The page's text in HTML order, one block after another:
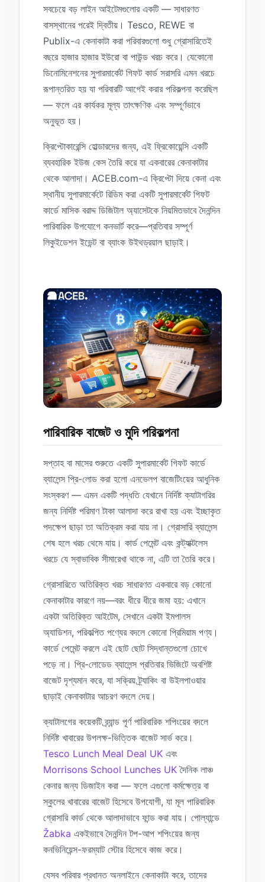
সবচেয়ে বড় লাইন আইটেমগুলোর একটি — সাধারণত
বাসস্থানের পরেই দ্বিতীয়। Tesco, REWE বা
Publix-এ কেনাকাটা করা পরিবারগুলো শুধু গ্রোসারিতেই
বছরে হাজার হাজার ইউরো বা পাউন্ড খরচ করে। যেকোনো
ডিনোমিনেশনের সুপারমার্কেট গিফট কার্ড সরাসরি এমন খরচে
রূপান্তরিত হয় যা পরিবারটি আগেই করার পরিকল্পনা করেছিল
— ফলে এর কার্যকর মূল্য তাৎক্ষণিক এবং সম্পূর্ণভাবে
অনুভূত হয়।
ক্রিপ্টোকারেন্সি হোল্ডারদের জন্য, এই ফ্রিকোয়েন্সি একটি
ব্যবহারিক ইউজ কেস তৈরি করে যা একবারের কেনাকাটার
থেকে আলাদা। ACEB.com-এ ক্রিপ্টো দিয়ে কেনা এবং
স্থানীয় সুপারমার্কেটে রিডিম করা একটি সুপারমার্কেট গিফট
কার্ডে মাসিক বরাদ্দ ডিজিটাল অ্যাসেটকে নিয়মিতভাবে দৈনন্দিন
পারিবারিক উপযোগে কনভার্ট করে—প্রতিবার সম্পূর্ণ
লিকুইডেশন ইভেন্ট বা ব্যাংক উইথড্রয়াল ছাড়াই।
পারিবারিক বাজেট ও মুদি পরিকল্পনা
সপ্তাহ বা মাসের শুরুতে একটি সুপারমার্কেট গিফট কার্ডে
ব্যালেন্স প্রি-লোড করা হলো এনভেলপ বাজেটিংয়ের আধুনিক
সংস্করণ — এমন একটি পদ্ধতি যেখানে নির্দিষ্ট ক্যাটাগরির
জন্য নির্দিষ্ট পরিমাণ টাকা আলাদা করে রাখা হয় এবং ইচ্ছাকৃত
পদক্ষেপ ছাড়া তা অতিক্রম করা যায় না। গ্রোসারি ব্যালেন্স
শেষ হলে খরচ থেমে যায়। কার্ড পেমেন্ট এবং কন্ট্যাক্টলেস
খরচে যে স্বাভাবিক সীমারেখা থাকে না, এটি তা তৈরি করে।
গ্রোসারিতে অতিরিক্ত খরচ সাধারণত একবারে বড় কোনো
কেনাকাটার কারণে নয়—বরং ধীরে ধীরে জমা হয়: এখানে
একটা অতিরিক্ত আইটেম, সেখানে একটা ইমপালস
অ্যাডিশন, পরিকল্পিত পণ্যের বদলে কোনো প্রিমিয়াম পণ্য।
কার্ডে পেমেন্ট করলে এই ছোট ছোট সিদ্ধান্তগুলো চোখে
পড়ে না। প্রি-লোডেড ব্যালেন্স প্রতিবার ভিজিটে অবশিষ্ট
বাজেট দৃশ্যমান করে, যা সক্রিয় ট্র্যাকিং বা উইলপাওয়ার
ছাড়াই কেনাকাটার আচরণ বদলে দেয়।
ক্যাটালগের কয়েকটি ব্র্যান্ড পূর্ণ পারিবারিক শপিংয়ের বদলে
নির্দিষ্ট খাবারের উপলক্ষ-ভিত্তিক বাজেট সার্ভ করে।
Tesco Lunch Meal Deal UK এবং
Morrisons School Lunches UKদৈনিক লাঞ্চ
কেনার জন্য ডিজাইন করা — ফলে এগুলো কর্মক্ষেত্র বা
স্কুলের খাবারের বাজেট হিসেবে উপযোগী, যা মূল পারিবারিক
গ্রোসারি কার্ড থেকে আলাদাভাবে ফান্ড করা যায়। পোল্যান্ডে
Žabka একইভাবে দৈনন্দিন টপ-আপ শপিংয়ের জন্য
কনভিনিয়েন্স-ফরম্যাট স্টোর হিসেবে কাজ করে।
যেসব পরিবার প্রধানত অনলাইনে কেনাকাটা করে, তাদের